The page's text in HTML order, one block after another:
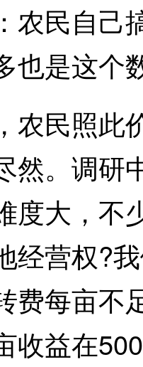
农民自己
也是这个
民照此
然。调研
度大，不
经营权?
费每亩不
收益在